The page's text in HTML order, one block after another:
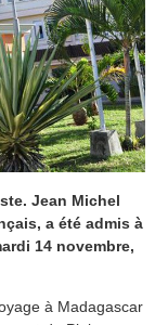
Jean Michel
a été admis à
14 novembre,
à Madagascar